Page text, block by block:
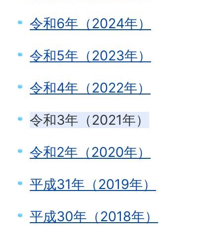
令和6年（2024年）
令和5年（2023年）
令和4年（2022年）
令和3年（2021年）
令和2年（2020年）
平成31年（2019年）
平成30年（2018年）